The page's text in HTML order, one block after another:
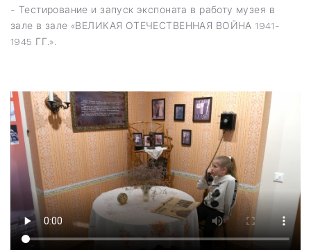
- Тестирование и запуск экспоната в работу музея в
зале в зале «ВЕЛИКАЯ ОТЕЧЕСТВЕННАЯ ВОЙНА 1941-
1945 ГГ.».